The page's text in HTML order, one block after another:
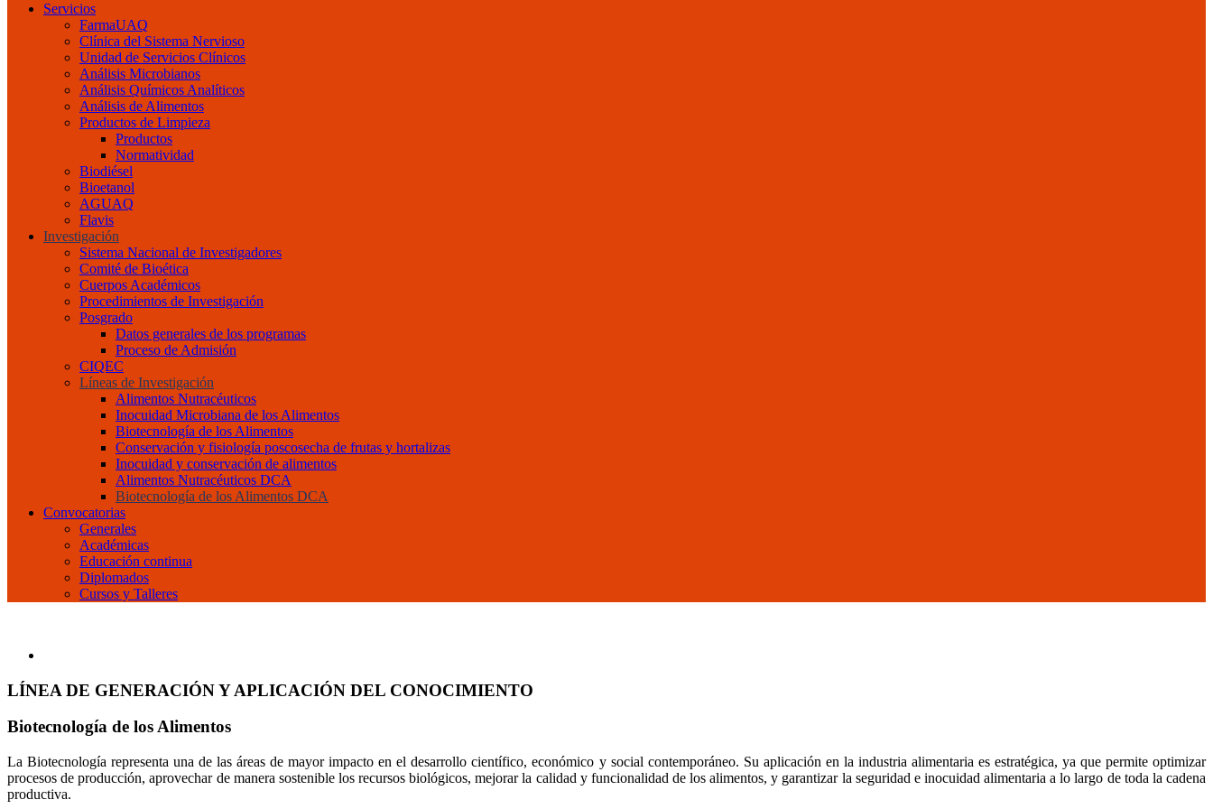
Servicios
FarmaUAQ
Clínica del Sistema Nervioso
Unidad de Servicios Clínicos
Análisis Microbianos
Análisis Químicos Analíticos
Análisis de Alimentos
Productos de Limpieza
Productos
Normatividad
Biodiésel
Bioetanol
AGUAQ
Flavis
Investigación
Sistema Nacional de Investigadores
Comité de Bioética
Cuerpos Académicos
Procedimientos de Investigación
Posgrado
Datos generales de los programas
Proceso de Admisión
CIQEC
Líneas de Investigación
Alimentos Nutracéuticos
Inocuidad Microbiana de los Alimentos
Biotecnología de los Alimentos
Conservación y fisiología poscosecha de frutas y hortalizas
Inocuidad y conservación de alimentos
Alimentos Nutracéuticos DCA
Biotecnología de los Alimentos DCA
Convocatorias
Generales
Académicas
Educación continua
Diplomados
Cursos y Talleres
LÍNEA DE GENERACIÓN Y APLICACIÓN DEL CONOCIMIENTO
Biotecnología de los Alimentos
La Biotecnología representa una de las áreas de mayor impacto en el desarrollo científico, económico y social contemporáneo. Su aplicación en la industria alimentaria es estratégica, ya que permite optimizar
procesos de producción, aprovechar de manera sostenible los recursos biológicos, mejorar la calidad y funcionalidad de los alimentos, y garantizar la seguridad e inocuidad alimentaria a lo largo de toda la cadena
productiva.